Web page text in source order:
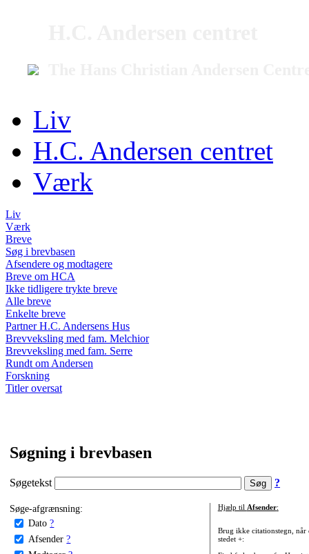
Liv
H.C. Andersen centret
Værk
Liv
Værk
Breve
Søg i brevbasen
Afsendere og modtagere
Breve om HCA
Ikke tidligere trykte breve
Alle breve
Enkelte breve
Partner H.C. Andersens Hus
Brevveksling med fam. Melchior
Brevveksling med fam. Serre
Rundt om Andersen
Forskning
Titler oversat
Søgning i brevbasen
Søgetekst ?
Søge-afgrænsning:
Dato ?
Afsender ?
Hjælp til Afsender:
Brug ikke citationstegn, når
stedet +: